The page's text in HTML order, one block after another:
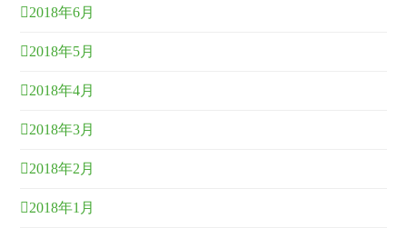
2018年6月
2018年5月
2018年4月
2018年3月
2018年2月
2018年1月